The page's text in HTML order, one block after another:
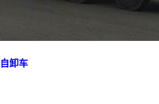
卸车